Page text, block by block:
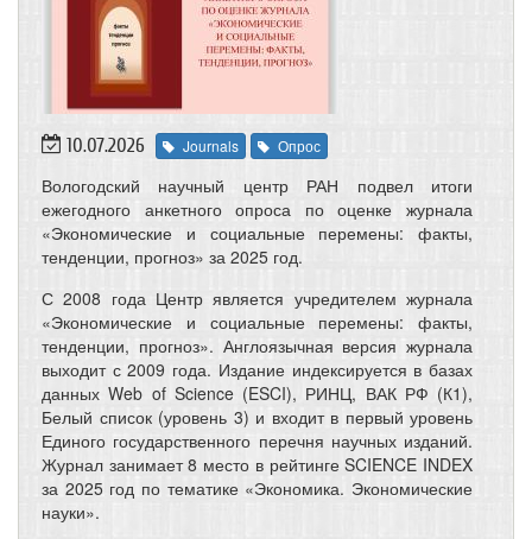
10.07.2026 Journals Опрос
Вологодский научный центр РАН подвел итоги
ежегодного анкетного опроса по оценке журнала
«Экономические и социальные перемены: факты,
тенденции, прогноз» за 2025 год.
С 2008 года Центр является учредителем журнала
«Экономические и социальные перемены: факты,
тенденции, прогноз». Англоязычная версия журнала
выходит с 2009 года. Издание индексируется в базах
данных Web of Science (ESCI), РИНЦ, ВАК РФ (К1),
Белый список (уровень 3) и входит в первый уровень
Единого государственного перечня научных изданий.
Журнал занимает 8 место в рейтинге SCIENCE INDEX
за 2025 год по тематике «Экономика. Экономические
науки».